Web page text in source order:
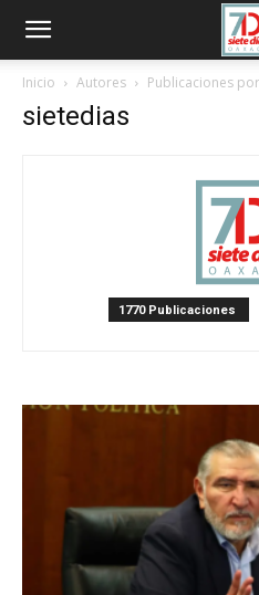
Inicio Autores Publicaciones
sietedias
1770 Publicaciones